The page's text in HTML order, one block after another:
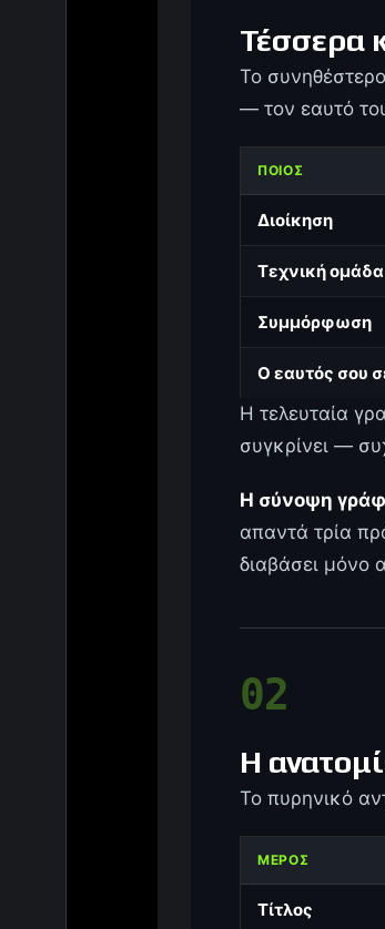
Τέσσερα
Το
— τον εαυτό
ΠΟΙΟΣ
Διοίκηση
Τεχνική ομάδα
Συμμόρφωση
Ο εαυτός σου
Η τελευταία
συγκρίνει —
Η σύνοψη
απαντά τρία
διαβάσει μόνο
02
Η
Το πυρηνικό
ΜΈΡΟΣ
Τίτλος